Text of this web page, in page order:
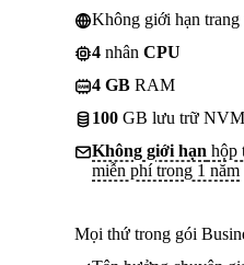
Không giới hạn trang
4 nhân CPU
4 GB RAM
100 GB lưu trữ
Không giới hạn hộp
miễn phí trong 1 năm
Mọi thứ trong gói